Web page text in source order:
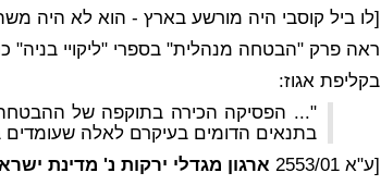
[לו ביל קוסבי היה מורשע בארץ - הוא לא היה
ראה פרק "הבטחה מנהלית" בספרי "ליקויי בניה" כרך ג'
בקליפת אגוז:
"... הפסיקה הכירה בתוקפה של
בתנאים הדומים בעיקרם לאלה שעומדים
[ע"א 2553/01
ארגון מגדלי ירקות נ' מדינת